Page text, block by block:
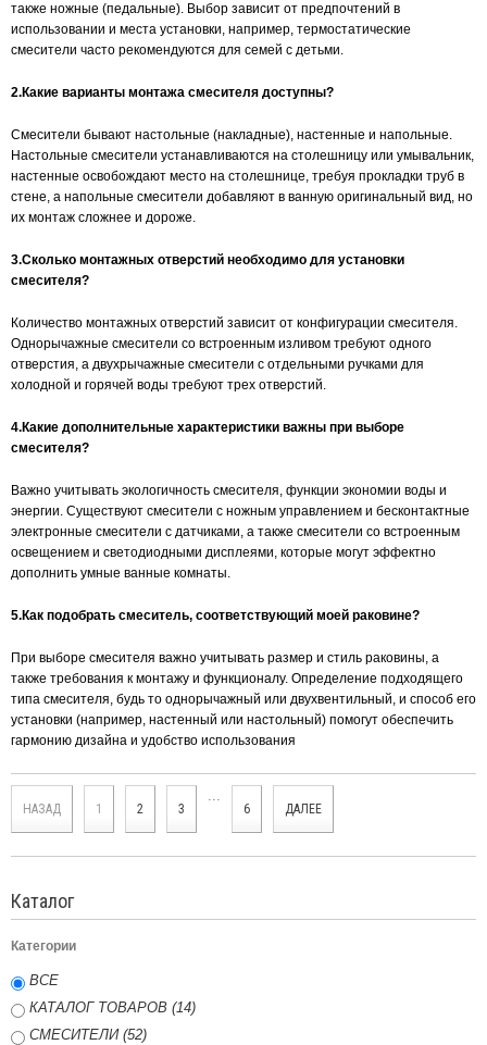
также ножные (педальные). Выбор зависит от предпочтений в
использовании и места установки, например, термостатические
смесители часто рекомендуются для семей с детьми.
2.Какие варианты монтажа смесителя доступны?
Смесители бывают настольные (накладные), настенные и напольные.
Настольные смесители устанавливаются на столешницу или умывальник,
настенные освобождают место на столешнице, требуя прокладки труб в
стене, а напольные смесители добавляют в ванную оригинальный вид, но
их монтаж сложнее и дороже.
3.Сколько монтажных отверстий необходимо для установки
смесителя?
Количество монтажных отверстий зависит от конфигурации смесителя.
Однорычажные смесители со встроенным изливом требуют одного
отверстия, а двухрычажные смесители с отдельными ручками для
холодной и горячей воды требуют трех отверстий.
4.Какие дополнительные характеристики важны при выборе
смесителя?
Важно учитывать экологичность смесителя, функции экономии воды и
энергии. Существуют смесители с ножным управлением и бесконтактные
электронные смесители с датчиками, а также смесители со встроенным
освещением и светодиодными дисплеями, которые могут эффектно
дополнить умные ванные комнаты.
5.Как подобрать смеситель, соответствующий моей раковине?
При выборе смесителя важно учитывать размер и стиль раковины, а
также требования к монтажу и функционалу. Определение подходящего
типа смесителя, будь то однорычажный или двухвентильный, и способ его
установки (например, настенный или настольный) помогут обеспечить
гармонию дизайна и удобство использования
НАЗАД 1 2 3
...
6 ДАЛЕЕ
Каталог
Категории
ВСЕ
КАТАЛОГ ТОВАРОВ (14)
СМЕСИТЕЛИ (52)